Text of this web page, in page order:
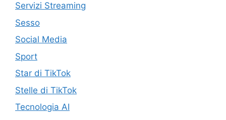
Servizi Streaming
Sesso
Social Media
Sport
Star di TikTok
Stelle di TikTok
Tecnologia AI